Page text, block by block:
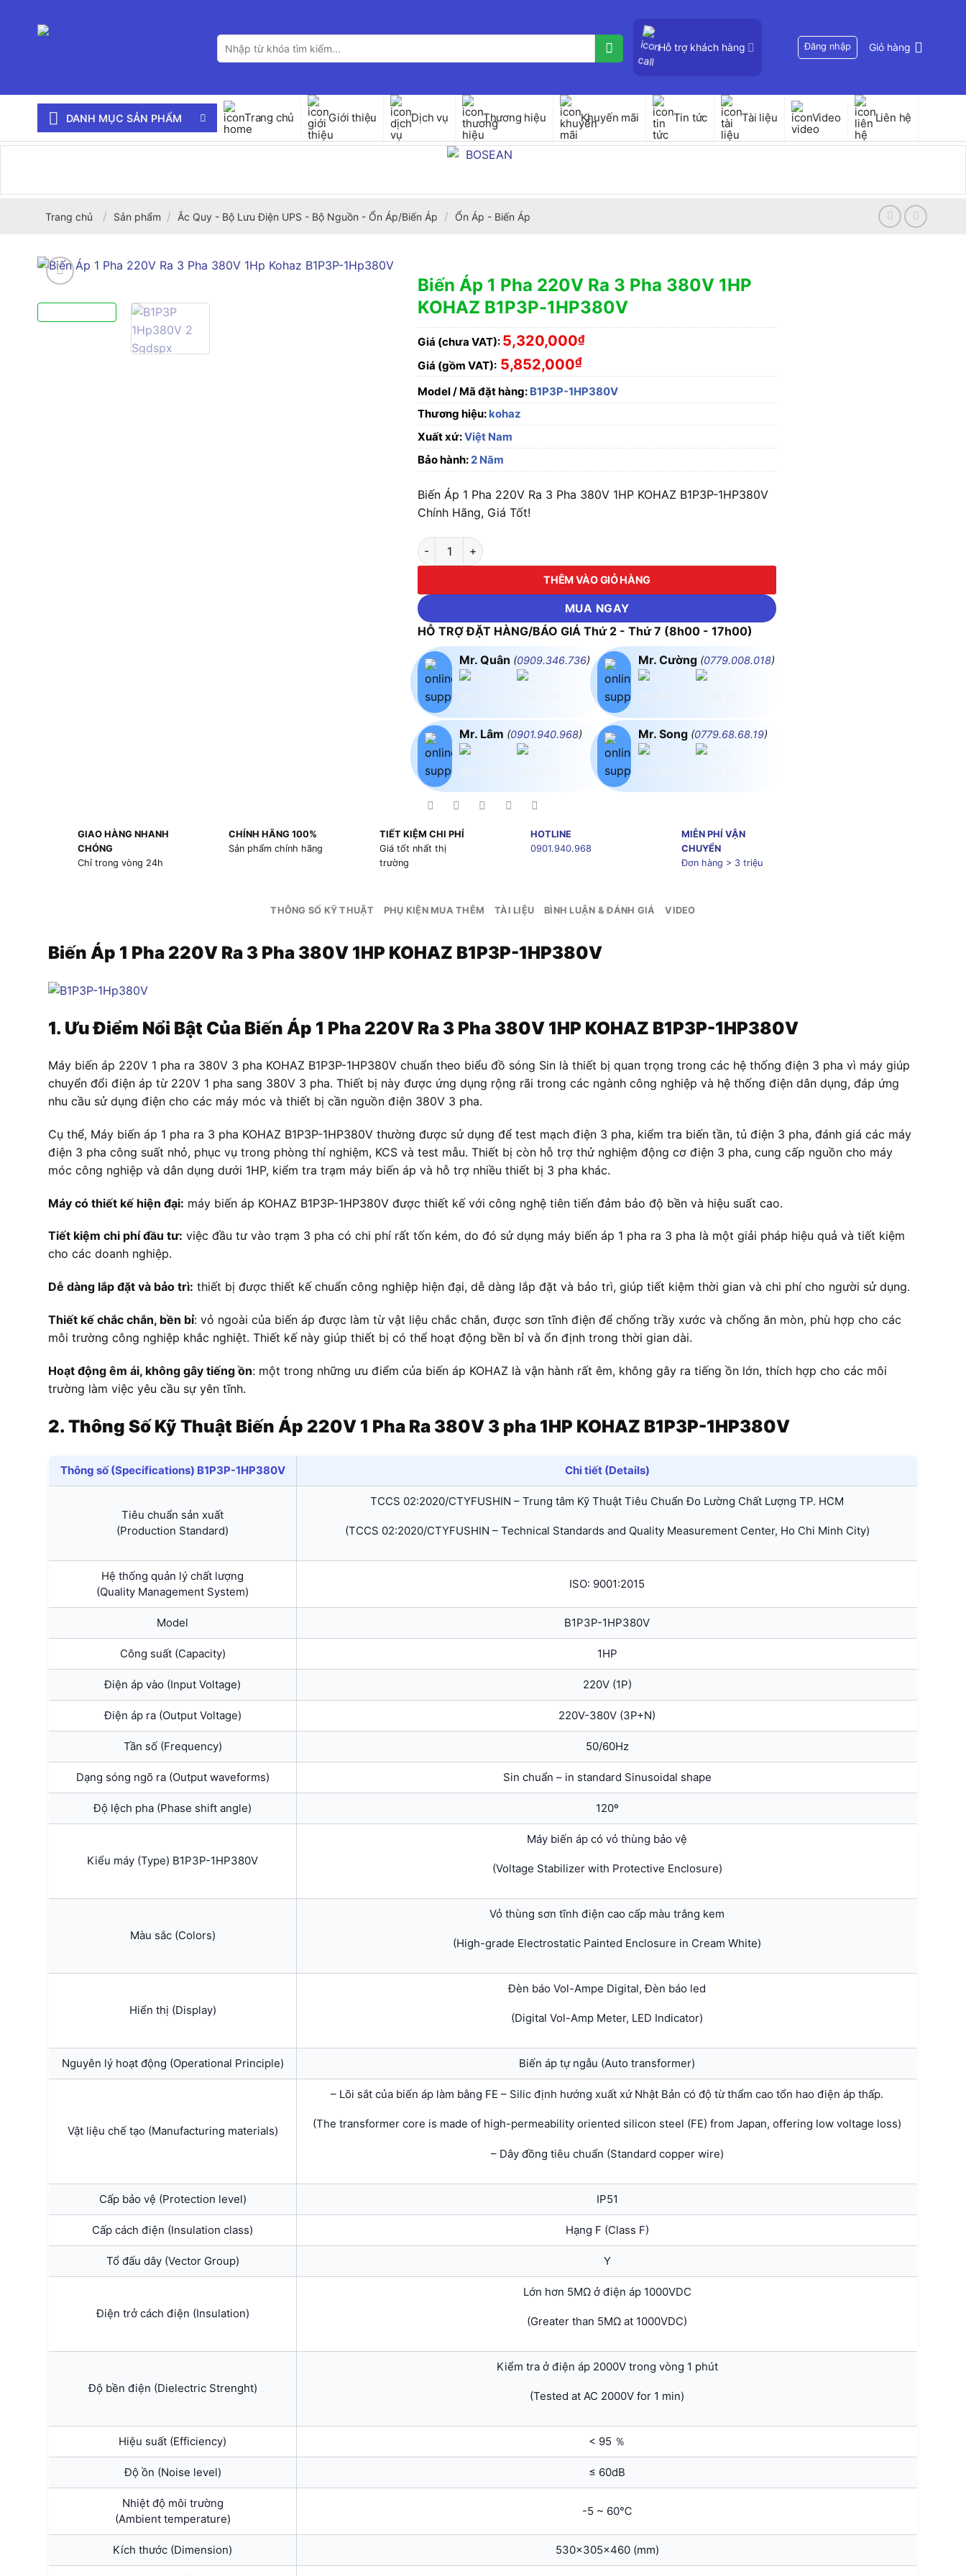
Tìm
kiếm:
Hỗ trợ khách hàng Đăng nhập Giỏ hàng
DANH MỤC SẢN PHẨM Trang chủ Giới thiệu Dịch vụ Thương hiệu Khuyến mãi Tin tức Tài liệu Video Liên hệ
Trang chủ / Sản phẩm / Ắc Quy - Bộ Lưu Điện UPS - Bộ Nguồn - Ổn Áp/Biến Áp / Ổn Áp - Biến Áp
Biến Áp 1 Pha 220V Ra 3 Pha 380V 1HP
KOHAZ B1P3P-1HP380V
Giá (chưa VAT): 5,320,000₫
Giá (gồm VAT): 5,852,000₫
Model / Mã đặt hàng: B1P3P-1HP380V
Thương hiệu: kohaz
Xuất xứ:Việt Nam
Bảo hành:2 Năm
Biến Áp 1 Pha 220V Ra 3 Pha 380V 1HP KOHAZ B1P3P-1HP380V
Chính Hãng, Giá Tốt!
Biến Áp 1 Pha 220V Ra 3 Pha 380V 1HP KOHAZ B1P3P-1HP380V số lượng
THÊM VÀO GIỎ HÀNG
MUA NGAY
HỖ TRỢ ĐẶT HÀNG/BÁO GIÁ Thứ 2 - Thứ 7 (8h00 - 17h00)
Mr. Quân (0909.346.736)
Mr. Lâm (0901.940.968)
Mr. Cường (0779.008.018)
Mr. Song (0779.68.68.19)
GIAO HÀNG NHANH
CHÓNG
Chỉ trong vòng 24h
CHÍNH HÃNG 100%
Sản phẩm chính hãng
TIẾT KIỆM CHI PHÍ
Giá tốt nhất thị
trường
HOTLINE
0901.940.968
MIỄN PHÍ VẬN
CHUYỂN
Đơn hàng > 3 triệu
THÔNG SỐ KỸ THUẬT PHỤ KIỆN MUA THÊM TÀI LIỆU BÌNH LUẬN & ĐÁNH GIÁ VIDEO
Biến Áp 1 Pha 220V Ra 3 Pha 380V 1HP KOHAZ B1P3P-1HP380V
1. Ưu Điểm Nổi Bật Của Biến Áp 1 Pha 220V Ra 3 Pha 380V 1HP KOHAZ B1P3P-1HP380V
Máy biến áp 220V 1 pha ra 380V 3 pha KOHAZ B1P3P-1HP380V chuẩn theo biểu đồ sóng Sin là thiết bị quan trọng trong các hệ thống điện 3 pha vì máy giúp
chuyển đổi điện áp từ 220V 1 pha sang 380V 3 pha. Thiết bị này được ứng dụng rộng rãi trong các ngành công nghiệp và hệ thống điện dân dụng, đáp ứng
nhu cầu sử dụng điện cho các máy móc và thiết bị cần nguồn điện 380V 3 pha.
Cụ thể, Máy biến áp 1 pha ra 3 pha KOHAZ B1P3P-1HP380V thường được sử dụng để test mạch điện 3 pha, kiểm tra biến tần, tủ điện 3 pha, đánh giá các máy
điện 3 pha công suất nhỏ, phục vụ trong phòng thí nghiệm, KCS và test mẫu. Thiết bị còn hỗ trợ thử nghiệm động cơ điện 3 pha, cung cấp nguồn cho máy
móc công nghiệp và dân dụng dưới 1HP, kiểm tra trạm máy biến áp và hỗ trợ nhiều thiết bị 3 pha khác.
Máy có thiết kế hiện đại: máy biến áp KOHAZ B1P3P-1HP380V được thiết kế với công nghệ tiên tiến đảm bảo độ bền và hiệu suất cao.
Tiết kiệm chi phí đầu tư: việc đầu tư vào trạm 3 pha có chi phí rất tốn kém, do đó sử dụng máy biến áp 1 pha ra 3 pha là một giải pháp hiệu quả và tiết kiệm
cho các doanh nghiệp.
Dễ dàng lắp đặt và bảo trì: thiết bị được thiết kế chuẩn công nghiệp hiện đại, dễ dàng lắp đặt và bảo trì, giúp tiết kiệm thời gian và chi phí cho người sử dụng.
Thiết kế chắc chắn, bền bỉ: vỏ ngoài của biến áp được làm từ vật liệu chắc chắn, được sơn tĩnh điện để chống trầy xước và chống ăn mòn, phù hợp cho các
môi trường công nghiệp khắc nghiệt. Thiết kế này giúp thiết bị có thể hoạt động bền bỉ và ổn định trong thời gian dài.
Hoạt động êm ái, không gây tiếng ồn: một trong những ưu điểm của biến áp KOHAZ là vận hành rất êm, không gây ra tiếng ồn lớn, thích hợp cho các môi
trường làm việc yêu cầu sự yên tĩnh.
2. Thông Số Kỹ Thuật Biến Áp 220V 1 Pha Ra 380V 3 pha 1HP KOHAZ B1P3P-1HP380V
Thông số (Specifications) B1P3P-1HP380V Chi tiết (Details)
Tiêu chuẩn sản xuất
(Production Standard)
TCCS 02:2020/CTYFUSHIN – Trung tâm Kỹ Thuật Tiêu Chuẩn Đo Lường Chất Lượng TP. HCM
(TCCS 02:2020/CTYFUSHIN – Technical Standards and Quality Measurement Center, Ho Chi Minh City)
Hệ thống quản lý chất lượng
(Quality Management System)
ISO: 9001:2015
Model B1P3P-1HP380V
Công suất (Capacity) 1HP
Điện áp vào (Input Voltage) 220V (1P)
Điện áp ra (Output Voltage) 220V-380V (3P+N)
Tần số (Frequency) 50/60Hz
Dạng sóng ngõ ra (Output waveforms) Sin chuẩn – in standard Sinusoidal shape
Độ lệch pha (Phase shift angle) 120º
Kiểu máy (Type) B1P3P-1HP380V
Máy biến áp có vỏ thùng bảo vệ
(Voltage Stabilizer with Protective Enclosure)
Màu sắc (Colors)
Vỏ thùng sơn tĩnh điện cao cấp màu trắng kem
(High-grade Electrostatic Painted Enclosure in Cream White)
Hiển thị (Display)
Đèn báo Vol-Ampe Digital, Đèn báo led
(Digital Vol-Amp Meter, LED Indicator)
Nguyên lý hoạt động (Operational Principle) Biến áp tự ngẫu (Auto transformer)
Vật liệu chế tạo (Manufacturing materials)
– Lõi sắt của biến áp làm bằng FE – Silic định hướng xuất xứ Nhật Bản có độ từ thẩm cao tổn hao điện áp thấp.
(The transformer core is made of high-permeability oriented silicon steel (FE) from Japan, offering low voltage loss)
– Dây đồng tiêu chuẩn (Standard copper wire)
Cấp bảo vệ (Protection level) IP51
Cấp cách điện (Insulation class) Hạng F (Class F)
Tổ đấu dây (Vector Group) Y
Điện trở cách điện (Insulation)
Lớn hơn 5MΩ ở điện áp 1000VDC
(Greater than 5MΩ at 1000VDC)
Độ bền điện (Dielectric Strenght)
Kiểm tra ở điện áp 2000V trong vòng 1 phút
(Tested at AC 2000V for 1 min)
Hiệu suất (Efficiency) < 95 ％
Độ ồn (Noise level) ≤ 60dB
Nhiệt độ môi trường
(Ambient temperature)
-5 ~ 60℃
Kích thước (Dimension) 530x305x460 (mm)